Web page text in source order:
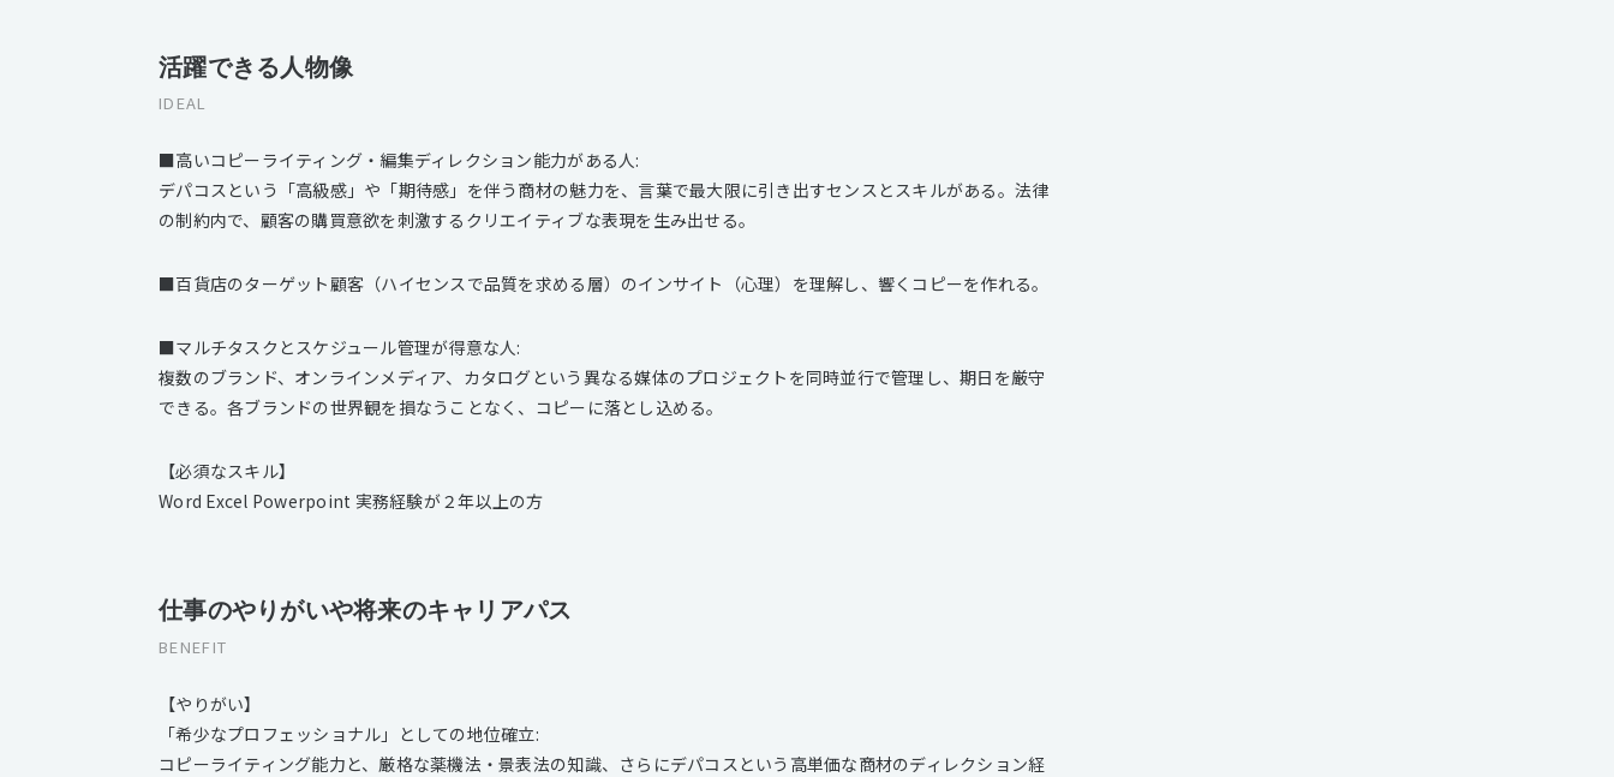
活躍できる人物像
IDEAL
■高いコピーライティング・編集ディレクション能力がある人:
デパコスという「高級感」や「期待感」を伴う商材の魅力を、言葉で最大限に引き出すセンスとスキルがある。法律
の制約内で、顧客の購買意欲を刺激するクリエイティブな表現を生み出せる。
■百貨店のターゲット顧客（ハイセンスで品質を求める層）のインサイト（心理）を理解し、響くコピーを作れる。
■マルチタスクとスケジュール管理が得意な人:
複数のブランド、オンラインメディア、カタログという異なる媒体のプロジェクトを同時並行で管理し、期日を厳守
できる。各ブランドの世界観を損なうことなく、コピーに落とし込める。
【必須なスキル】
Word Excel Powerpoint 実務経験が２年以上の方
仕事のやりがいや将来のキャリアパス
BENEFIT
【やりがい】
「希少なプロフェッショナル」としての地位確立:
コピーライティング能力と、厳格な薬機法・景表法の知識、さらにデパコスという高単価な商材のディレクション経